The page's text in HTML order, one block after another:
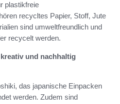
plastikfreie
recycltes Papier, Stoff, Jute
sind umweltfreundlich und
recycelt werden.
und nachhaltig
das japanische Einpacken
werden. Zudem sind